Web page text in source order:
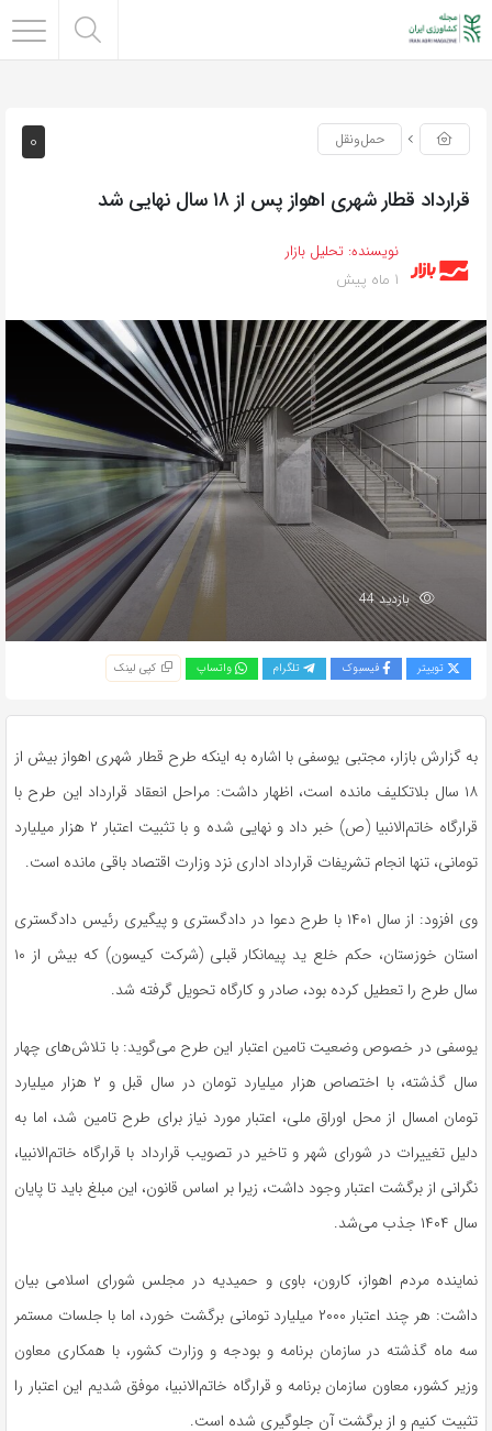
0 حمل‌و‌نقل
قرارداد قطار شهری اهواز پس از ۱۸ سال نهایی شد
نویسنده: تحلیل بازار
1 ماه پیش
بازدید 44
توییتر فیسبوک تلگرام واتساپ کپی لینک
به گزارش بازار، مجتبی یوسفی با اشاره به اینکه طرح قطار شهری اهواز بیش از
۱۸ سال بلاتکلیف مانده است، اظهار داشت: مراحل انعقاد قرارداد این طرح با
قرارگاه خاتم‌الانبیا (ص) خبر داد و نهایی شده و با تثبیت اعتبار ۲ هزار میلیارد
تومانی، تنها انجام تشریفات قرارداد اداری نزد وزارت اقتصاد باقی مانده است.
وی افزود: از سال ۱۴۰۱ با طرح دعوا در دادگستری و پیگیری رئیس دادگستری
استان خوزستان، حکم خلع ید پیمانکار قبلی (شرکت کیسون) که بیش از ۱۰
سال طرح را تعطیل کرده بود، صادر و کارگاه تحویل گرفته شد.
یوسفی در خصوص وضعیت تامین اعتبار این طرح می‌گوید: با تلاش‌های چهار
سال گذشته، با اختصاص هزار میلیارد تومان در سال قبل و ۲ هزار میلیارد
تومان امسال از محل اوراق ملی، اعتبار مورد نیاز برای طرح تامین شد، اما به
دلیل تغییرات در شورای شهر و تاخیر در تصویب قرارداد با قرارگاه خاتم‌الانبیا،
نگرانی از برگشت اعتبار وجود داشت، زیرا بر اساس قانون، این مبلغ باید تا پایان
سال ۱۴۰۴ جذب می‌شد.
نماینده مردم اهواز، کارون، باوی و حمیدیه در مجلس شورای اسلامی بیان
داشت: هر چند اعتبار ۲۰۰۰ میلیارد تومانی برگشت خورد، اما با جلسات مستمر
سه ماه گذشته در سازمان برنامه و بودجه و وزارت کشور، با همکاری معاون
وزیر کشور، معاون سازمان برنامه و قرارگاه خاتم‌الانبیا، موفق شدیم این اعتبار را
تثبیت کنیم و از برگشت آن جلوگیری شده است.